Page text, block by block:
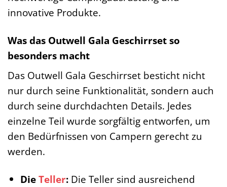
innovative Produkte.
Was das Outwell Gala Geschirrset so
besonders macht
Das Outwell Gala Geschirrset besticht nicht
nur durch seine Funktionalität, sondern auch
durch seine durchdachten Details. Jedes
einzelne Teil wurde sorgfältig entworfen, um
den Bedürfnissen von Campern gerecht zu
werden.
DieTeller:Die Teller sind ausreichend